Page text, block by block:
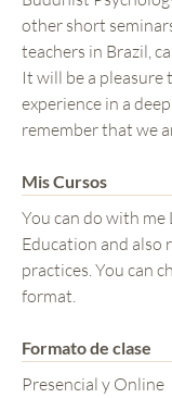
other short
teachers in Brazil,
It will be a pleasure
experience in a
remember that we
Mis Cursos
You can do with me
Education and also
practices. You can
format.
Formato de clase
Presencial y Online